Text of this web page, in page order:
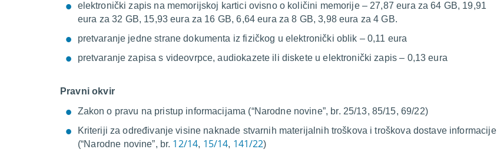
elektronički zapis na memorijskoj kartici ovisno o količini memorije – 27,87 eura za 64 GB, 19,91
eura za 32 GB, 15,93 eura za 16 GB, 6,64 eura za 8 GB, 3,98 eura za 4 GB.
pretvaranje jedne strane dokumenta iz fizičkog u elektronički oblik – 0,11 eura
pretvaranje zapisa s videovrpce, audiokazete ili diskete u elektronički zapis – 0,13 eura
Pravni okvir
Zakon o pravu na pristup informacijama (“Narodne novine”, br. 25/13, 85/15, 69/22)
Kriteriji za određivanje visine naknade stvarnih materijalnih troškova i troškova dostave informacije
(“Narodne novine”, br. 12/14, 15/14, 141/22)